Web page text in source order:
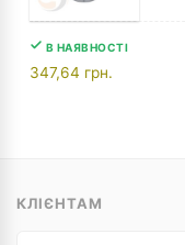
В НАЯВНОСТІ
347,64 грн.
КЛІЄНТАМ